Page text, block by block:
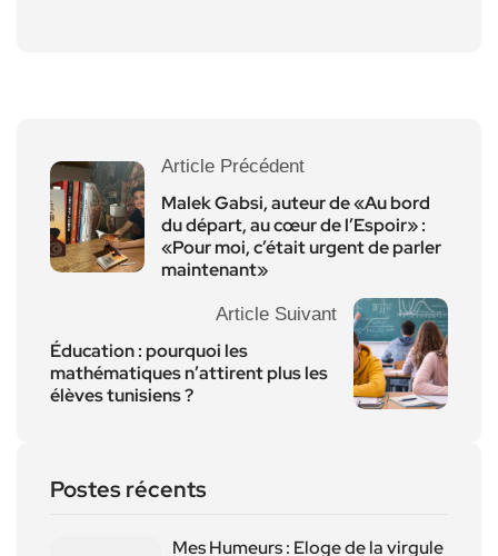
Article Précédent
Malek Gabsi, auteur de «Au bord
du départ, au cœur de l’Espoir» :
«Pour moi, c’était urgent de parler
maintenant»
Article Suivant
Éducation : pourquoi les
mathématiques n’attirent plus les
élèves tunisiens ?
Postes récents
Mes Humeurs : Eloge de la virgule